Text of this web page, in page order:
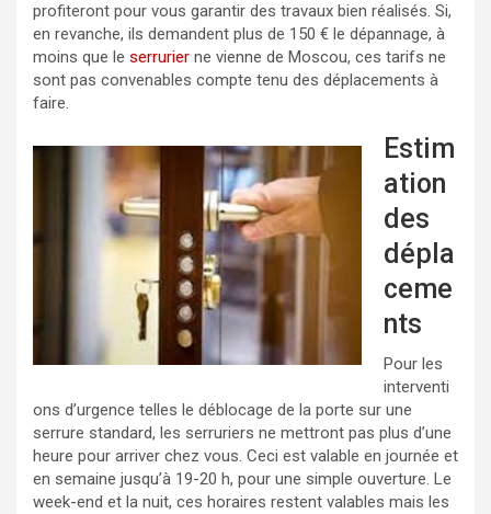
profiteront pour vous garantir des travaux bien réalisés. Si,
en revanche, ils demandent plus de 150 € le dépannage, à
moins que le serrurier ne vienne de Moscou, ces tarifs ne
sont pas convenables compte tenu des déplacements à
faire.
Estim
ation
des
dépla
ceme
nts
Pour les
interventi
ons d’urgence telles le déblocage de la porte sur une
serrure standard, les serruriers ne mettront pas plus d’une
heure pour arriver chez vous. Ceci est valable en journée et
en semaine jusqu’à 19-20 h, pour une simple ouverture. Le
week-end et la nuit, ces horaires restent valables mais les